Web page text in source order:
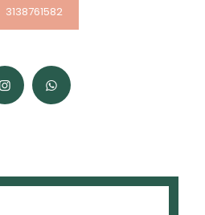
3138761582